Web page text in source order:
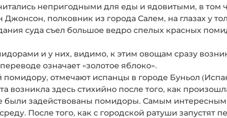
непригодными для еды и ядовитыми, в том
Джонсон, полковник из города Салем, на глазах у
суда съел большое ведро спелых красных
и у них, видимо, к этим овощам сразу
означает «золотое яблоко».
отмечают испанцы в городе Буньол
возникла здесь стихийно после того, как
были задействованы помидоры. Самым
После того, как с городской ратуши запустят